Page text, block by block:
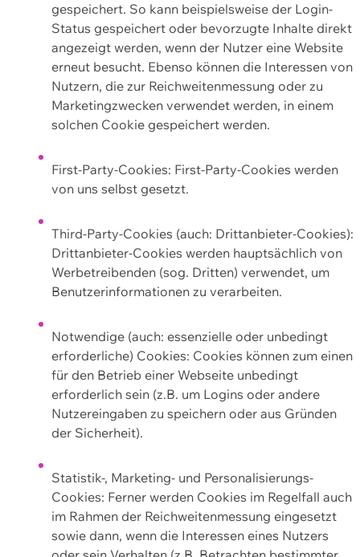
gespeichert. So kann beispielsweise der Login-
Status gespeichert oder bevorzugte Inhalte direkt
angezeigt werden, wenn der Nutzer eine Website
erneut besucht. Ebenso können die Interessen von
Nutzern, die zur Reichweitenmessung oder zu
Marketingzwecken verwendet werden, in einem
solchen Cookie gespeichert werden.
First-Party-Cookies: First-Party-Cookies werden
von uns selbst gesetzt.
Third-Party-Cookies (auch: Drittanbieter-Cookies):
Drittanbieter-Cookies werden hauptsächlich von
Werbetreibenden (sog. Dritten) verwendet, um
Benutzerinformationen zu verarbeiten.
Notwendige (auch: essenzielle oder unbedingt
erforderliche) Cookies: Cookies können zum einen
für den Betrieb einer Webseite unbedingt
erforderlich sein (z.B. um Logins oder andere
Nutzereingaben zu speichern oder aus Gründen
der Sicherheit).
Statistik-, Marketing- und Personalisierungs-
Cookies: Ferner werden Cookies im Regelfall auch
im Rahmen der Reichweitenmessung eingesetzt
sowie dann, wenn die Interessen eines Nutzers